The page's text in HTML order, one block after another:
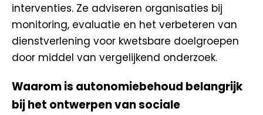
interventies. Ze adviseren organisaties bij
monitoring, evaluatie en het verbeteren van
dienstverlening voor kwetsbare doelgroepen
door middel van vergelijkend onderzoek.
Waarom is autonomiebehoud belangrijk
bij het ontwerpen van sociale